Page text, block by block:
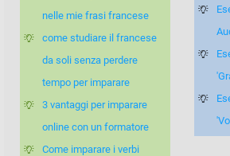
nelle mie frasi francese
come studiare il francese
da soli senza perdere
tempo per imparare
3 vantaggi per imparare
online con un formatore
Come imparare i verbi